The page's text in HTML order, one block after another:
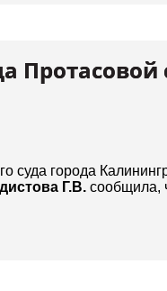
Протасовой
суда города
Г.В. сообщила,